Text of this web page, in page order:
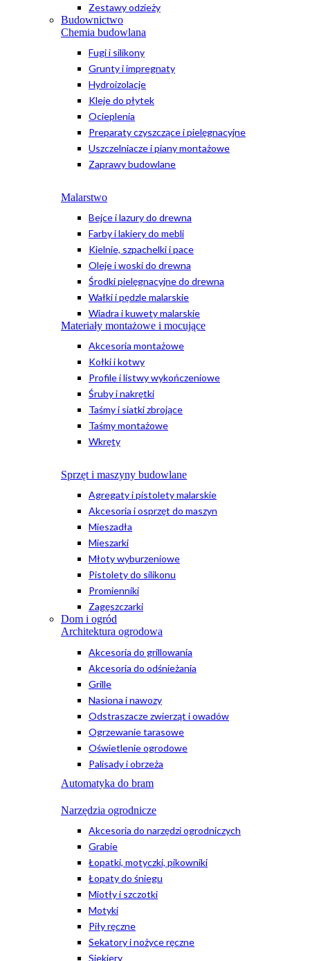
Zestawy odzieży
Budownictwo
Chemia budowlana
Fugi i silikony
Grunty i impregnaty
Hydroizolacje
Kleje do płytek
Ocieplenia
Preparaty czyszczące i pielęgnacyjne
Uszczelniacze i piany montażowe
Zaprawy budowlane
Malarstwo
Bejce i lazury do drewna
Farby i lakiery do mebli
Kielnie, szpachelki i pace
Oleje i woski do drewna
Środki pielęgnacyjne do drewna
Wałki i pędzle malarskie
Wiadra i kuwety malarskie
Materiały montażowe i mocujące
Akcesoria montażowe
Kołki i kotwy
Profile i listwy wykończeniowe
Śruby i nakrętki
Taśmy i siatki zbrojące
Taśmy montażowe
Wkręty
Sprzęt i maszyny budowlane
Agregaty i pistolety malarskie
Akcesoria i osprzęt do maszyn
Mieszadła
Mieszarki
Młoty wyburzeniowe
Pistolety do silikonu
Promienniki
Zagęszczarki
Dom i ogród
Architektura ogrodowa
Akcesoria do grillowania
Akcesoria do odśnieżania
Grille
Nasiona i nawozy
Odstraszacze zwierząt i owadów
Ogrzewanie tarasowe
Oświetlenie ogrodowe
Palisady i obrzeża
Automatyka do bram
Narzędzia ogrodnicze
Akcesoria do narzędzi ogrodniczych
Grabie
Łopatki, motyczki, pikowniki
Łopaty do śniegu
Miotły i szczotki
Motyki
Piły ręczne
Sekatory i nożyce ręczne
Siekiery